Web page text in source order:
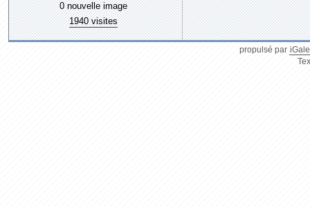
0 nouvelle image
1940 visites
propulsé par